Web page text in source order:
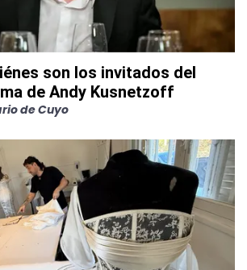
son los invitados del
de Andy Kusnetzoff
de Cuyo